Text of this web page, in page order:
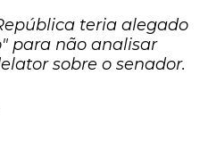
teria alegado
para não analisar
sobre o senador.